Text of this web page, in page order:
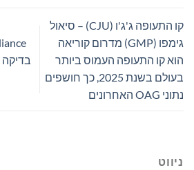
קו התעופה ג'ג'ו (CJU) – סיאול
גימפו (GMP) מדרום קוריאה
הוא קו התעופה העמוס ביותר
בעולם בשנת 2025, כך חושפים
נתוני OAG האחרונים
ניווט